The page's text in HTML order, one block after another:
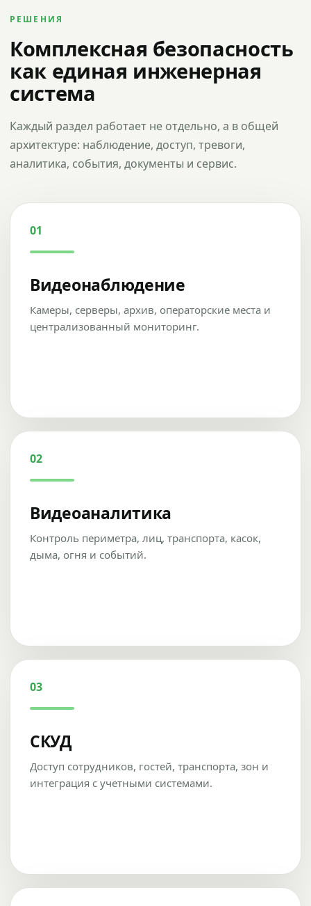
РЕШЕНИЯ
Комплексная безопасность
как единая инженерная
система
Каждый раздел работает не отдельно, а в общей
архитектуре: наблюдение, доступ, тревоги,
аналитика, события, документы и сервис.
01
Видеонаблюдение
Камеры, серверы, архив, операторские места и
централизованный мониторинг.
02
Видеоаналитика
Контроль периметра, лиц, транспорта, касок,
дыма, огня и событий.
03
СКУД
Доступ сотрудников, гостей, транспорта, зон и
интеграция с учетными системами.